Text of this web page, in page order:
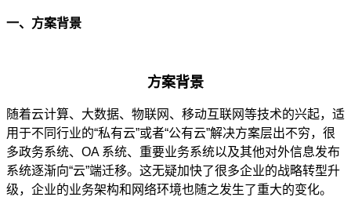
一、方案背景
方案背景
随着云计算、大数据、物联网、移动互联网等技术的兴起，适
用于不同行业的“私有云”或者“公有云”解决方案层出不穷，很
多政务系统、OA 系统、重要业务系统以及其他对外信息发布
系统逐渐向“云”端迁移。这无疑加快了很多企业的战略转型升
级，企业的业务架构和网络环境也随之发生了重大的变化。